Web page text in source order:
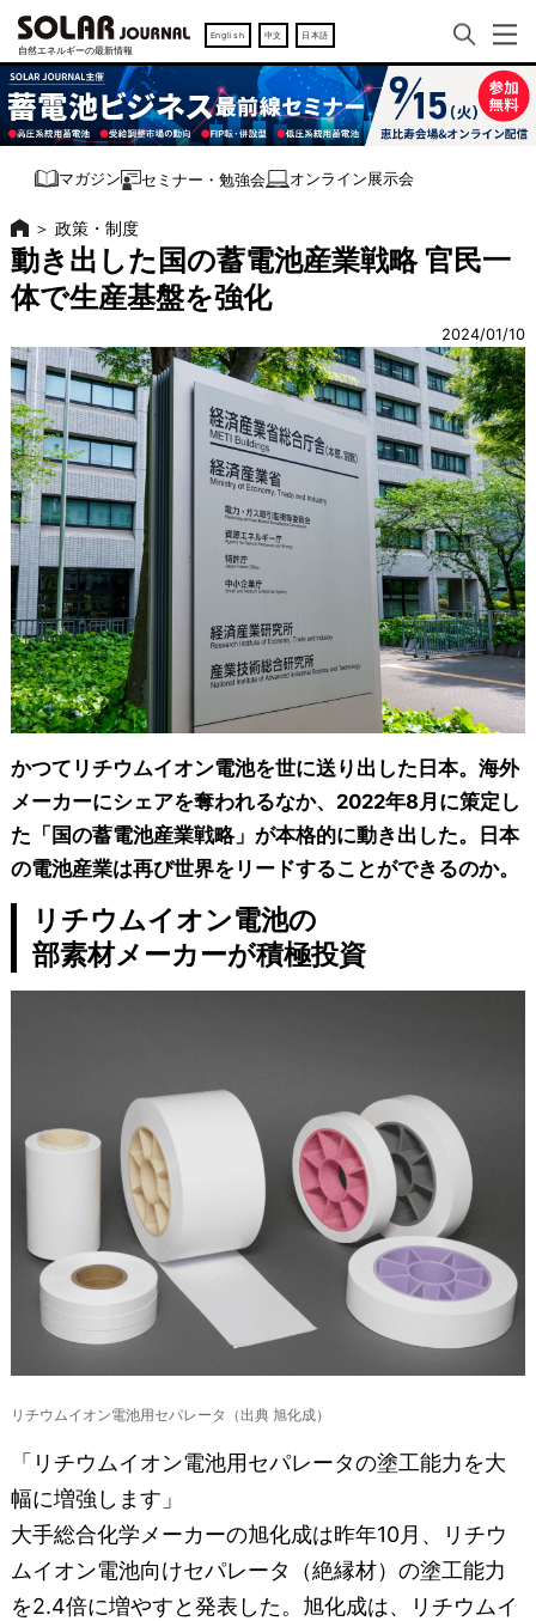
English 中文 日本語
マガジン セミナー・勉強会 オンライン展示会
＞ 政策・制度
動き出した国の蓄電池産業戦略 官民一
体で生産基盤を強化
2024/01/10
かつてリチウムイオン電池を世に送り出した日本。海外
メーカーにシェアを奪われるなか、2022年8月に策定し
た「国の蓄電池産業戦略」が本格的に動き出した。日本
の電池産業は再び世界をリードすることができるのか。
リチウムイオン電池の
部素材メーカーが積極投資
リチウムイオン電池用セパレータ（出典 旭化成）
「リチウムイオン電池用セパレータの塗工能力を大
幅に増強します」
大手総合化学メーカーの旭化成は昨年10月、リチウ
ムイオン電池向けセパレータ（絶縁材）の塗工能力
を2.4倍に増やすと発表した。旭化成は、リチウムイ